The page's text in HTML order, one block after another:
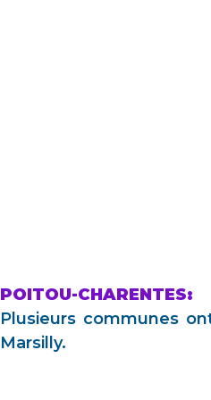
POITOU-CHARENTES:
Plusieurs communes
Marsilly.